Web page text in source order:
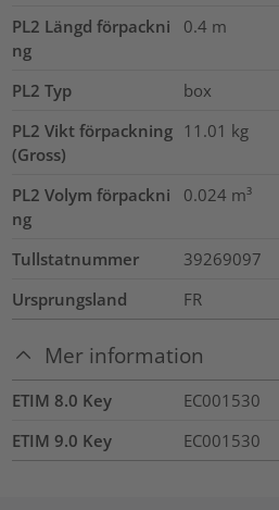
PL2 Längd förpackni
ng
0.4 m
PL2 Typ
box
PL2 Vikt förpackning
(Gross)
11.01 kg
PL2 Volym förpackni
ng
0.024 m³
Tullstatnummer
39269097
Ursprungsland
FR
Mer information
ETIM 8.0 Key
EC001530
ETIM 9.0 Key
EC001530